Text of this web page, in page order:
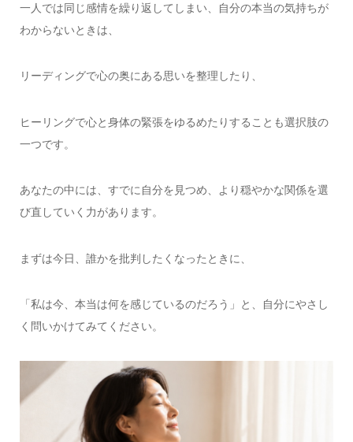
一人では同じ感情を繰り返してしまい、自分の本当の気持ちが
わからないときは、
リーディングで心の奥にある思いを整理したり、
ヒーリングで心と身体の緊張をゆるめたりすることも選択肢の
一つです。
あなたの中には、すでに自分を見つめ、より穏やかな関係を選
び直していく力があります。
まずは今日、誰かを批判したくなったときに、
「私は今、本当は何を感じているのだろう」と、自分にやさし
く問いかけてみてください。